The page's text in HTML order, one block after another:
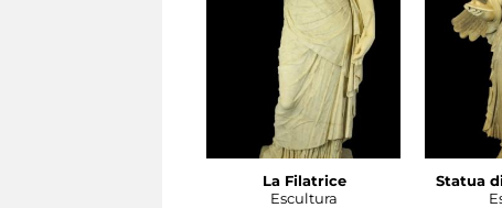
La Filatrice
Escultura
Statua